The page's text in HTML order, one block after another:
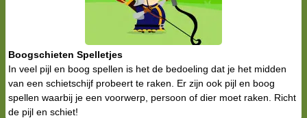
Boogschieten Spelletjes
In veel pijl en boog spellen is het de bedoeling dat je het midden
van een schietschijf probeert te raken. Er zijn ook pijl en boog
spellen waarbij je een voorwerp, persoon of dier moet raken. Richt
de pijl en schiet!